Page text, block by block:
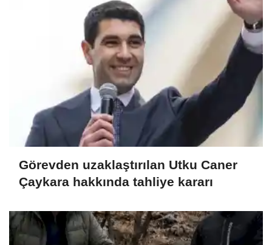
Görevden uzaklaştırılan Utku Caner
Çaykara hakkında tahliye kararı